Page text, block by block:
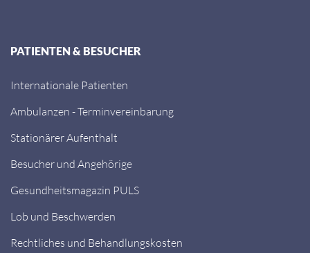
PATIENTEN & BESUCHER
Internationale Patienten
Ambulanzen - Terminvereinbarung
Stationärer Aufenthalt
Besucher und Angehörige
Gesundheitsmagazin PULS
Lob und Beschwerden
Rechtliches und Behandlungskosten